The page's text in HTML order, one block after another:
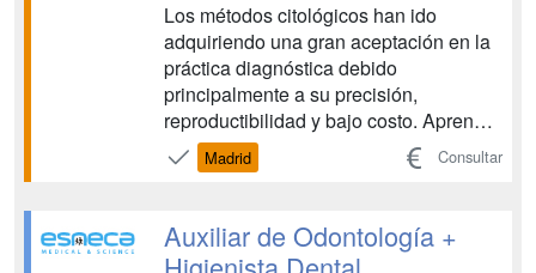
Los métodos citológicos han ido
adquiriendo una gran aceptación en la
práctica diagnóstica debido
principalmente a su precisión,
reproductibilidad y bajo costo. Aprende
con nuestro programa en Citopatología
en medio líquido y PAAF todo lo
experto/a. ...
Madrid Consultar
Auxiliar de Odontología +